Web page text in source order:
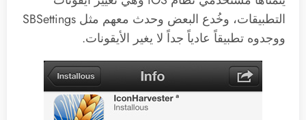
التطبيقات، وخُدع البعض وحدث معهم مثل SBSettings
ووجدوه تطبيقاً عادياً جداً لا يغير الأيقونات.